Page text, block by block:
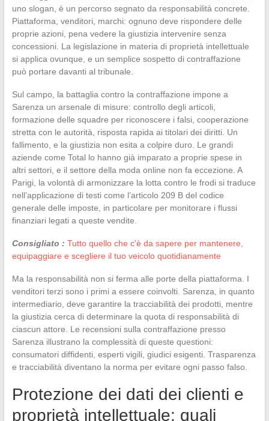
uno slogan, è un percorso segnato da responsabilità concrete.
Piattaforma, venditori, marchi: ognuno deve rispondere delle
proprie azioni, pena vedere la giustizia intervenire senza
concessioni. La legislazione in materia di proprietà intellettuale
si applica ovunque, e un semplice sospetto di contraffazione
può portare davanti al tribunale.
Sul campo, la battaglia contro la contraffazione impone a
Sarenza un arsenale di misure: controllo degli articoli,
formazione delle squadre per riconoscere i falsi, cooperazione
stretta con le autorità, risposta rapida ai titolari dei diritti. Un
fallimento, e la giustizia non esita a colpire duro. Le grandi
aziende come Total lo hanno già imparato a proprie spese in
altri settori, e il settore della moda online non fa eccezione. A
Parigi, la volontà di armonizzare la lotta contro le frodi si traduce
nell’applicazione di testi come l’articolo 209 B del codice
generale delle imposte, in particolare per monitorare i flussi
finanziari legati a queste vendite.
Consigliato : Tutto quello che c'è da sapere per mantenere,
equipaggiare e scegliere il tuo veicolo quotidianamente
Ma la responsabilità non si ferma alle porte della piattaforma. I
venditori terzi sono i primi a essere coinvolti. Sarenza, in quanto
intermediario, deve garantire la tracciabilità dei prodotti, mentre
la giustizia cerca di determinare la quota di responsabilità di
ciascun attore. Le recensioni sulla contraffazione presso
Sarenza illustrano la complessità di queste questioni:
consumatori diffidenti, esperti vigili, giudici esigenti. Trasparenza
e tracciabilità diventano la norma per evitare ogni passo falso.
Protezione dei dati dei clienti e
proprietà intellettuale: quali